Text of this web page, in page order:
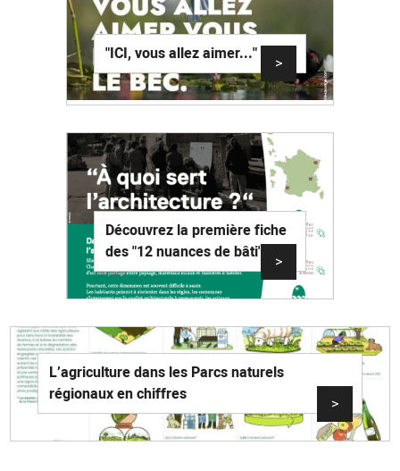
Découvrez la première fiche
des "12 nuances de bâti"
>
"ICI, vous allez aimer..." >
L’agriculture dans les Parcs naturels
régionaux en chiffres
>